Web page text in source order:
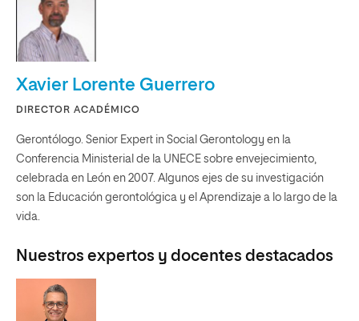
Xavier Lorente Guerrero
DIRECTOR ACADÉMICO
Gerontólogo. Senior Expert in Social Gerontology en la
Conferencia Ministerial de la UNECE sobre envejecimiento,
celebrada en León en 2007. Algunos ejes de su investigación
son la Educación gerontológica y el Aprendizaje a lo largo de la
vida.
Nuestros expertos y docentes destacados